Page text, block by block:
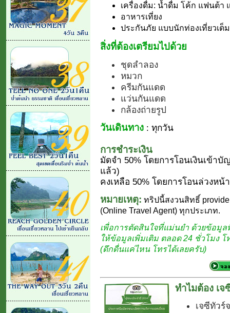
เครื่องดื่ม: น้ำดื่ม โค้ก แฟนต้า
อาหารเที่ยง
ประกันภัย แบบนักท่องเที่ยวเต็
สิ่งที่ต้องเตรียมไปด้วย
ชุดลำลอง
หมวก
ครีมกันแดด
แว่นกันแดด
กล้องถ่ายรูป
วันเดินทาง : ทุกวัน
การชำระเงิน
มัดจำ 50% โดยการโอนเงินเข้า
แล้ว)
คงเหลือ 50% โดยการโอนล่วงห
หมายเหตุ: ทริปนี้สงวนสิทธิ์
(Online Travel Agent) ทุกประเภท.
เพื่อการตัดสินใจที่แม่นยำ ด้วยข้อมูล
ให้ข้อมูลเพิ่มเติม ตลอด 24 ชั่วโมง โ
(ดึกดื่นแค่ไหน โทรได้เลยครับ)
ทำไมต้อง เ
เจซีทัวร์